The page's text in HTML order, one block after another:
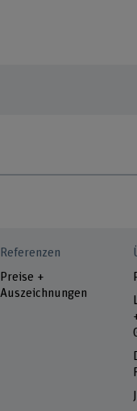
Referenzen
Preise +
Auszeichnungen